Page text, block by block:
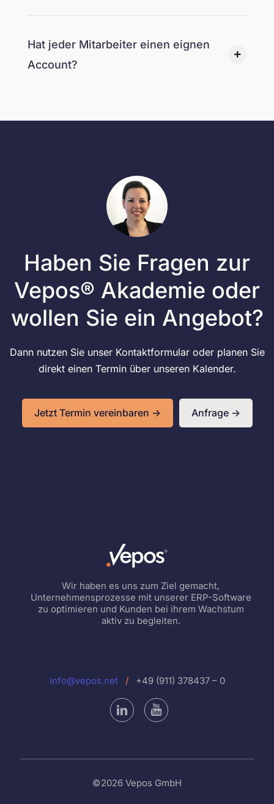
Hat jeder Mitarbeiter einen eignen
Account?
Haben Sie Fragen zur
Vepos® Akademie oder
wollen Sie ein Angebot?
Dann nutzen Sie unser Kontaktformular oder planen Sie
direkt einen Termin über unseren Kalender.
Jetzt Termin vereinbaren -> Anfrage ->
Wir haben es uns zum Ziel gemacht,
Unternehmensprozesse mit unserer ERP-Software
zu optimieren und Kunden bei ihrem Wachstum
aktiv zu begleiten.
info@vepos.net / +49 (911) 378437 – 0
©2026 Vepos GmbH